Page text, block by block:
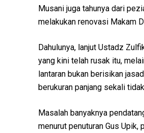
Musani juga tahunya dari
melakukan renovasi Makam
Dahulunya, lanjut Ustadz
yang kini telah rusak itu,
lantaran bukan berisikan
berukuran panjang sekali
Masalah banyaknya
menurut penuturan Gus